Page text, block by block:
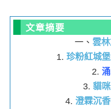
文章摘要
一、 雲
1. 珍粉紅城
2.
3. 貓
4. 澄霖沉